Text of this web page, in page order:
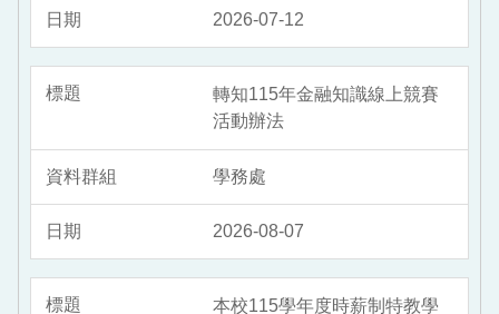
2026-07-12
轉知115年金融知識線上競賽
活動辦法
學務處
2026-08-07
本校115學年度時薪制特教學